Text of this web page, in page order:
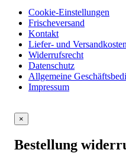
Cookie-Einstellungen
Frischeversand
Kontakt
Liefer- und Versandkosten
Widerrufsrecht
Datenschutz
Allgemeine
Impressum
×
Bestellung